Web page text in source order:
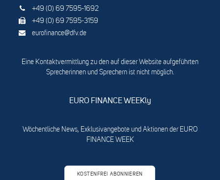
+49 (0) 69 7595-1692
+49 (0) 69 7595-3159
eurofinance@dfv.de
Eine Kontaktvermittlung zu den auf dieser Website aufgeführten
Sprecherinnen und Sprechern ist nicht möglich.
EURO FINANCE WEEKly
Wöchentliche News, Exklusivangebote und Aktionen der EURO
FINANCE WEEK
KOSTENFREI ABONNIEREN